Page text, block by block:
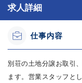
求人詳細
仕事内容
別荘の土地分譲お取引
ます。営業スタッフと